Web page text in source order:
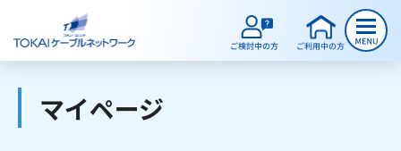
ご検討中のお客様
マイページ